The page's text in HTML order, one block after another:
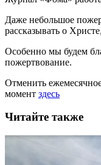
Даже небольшое
рассказывать о
Особенно мы будем
пожертвование.
Отменить
момент здесь
Читайте также